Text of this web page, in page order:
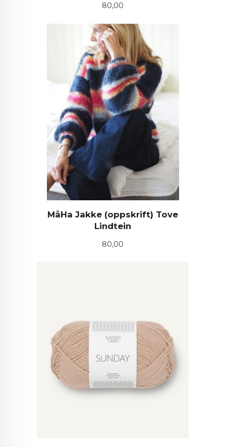
Pris
80,00
MåHa Jakke (oppskrift) Tove
Lindtein
Pris
80,00